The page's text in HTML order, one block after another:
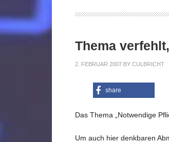
Thema
2. FEBRUAR 2007 BY CULBRICHT
share
Das Thema „Notwendige
Um auch hier denkbaren